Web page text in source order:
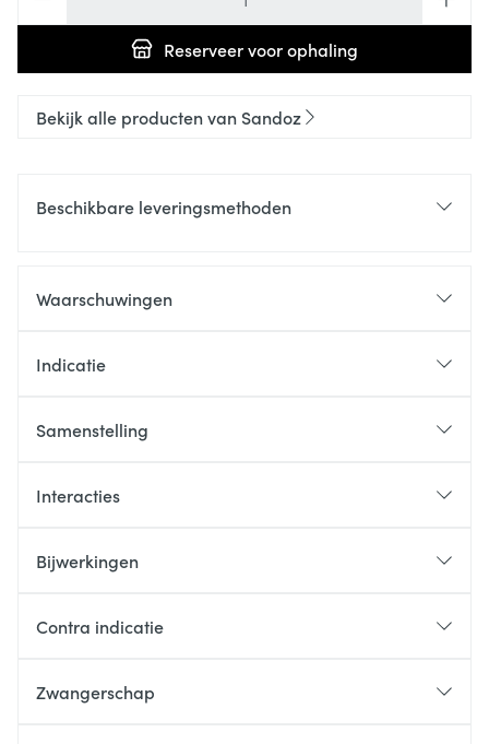
Reserveervoor ophaling
Bekijk alle producten van Sandoz
Beschikbare leveringsmethoden
Waarschuwingen
Indicatie
Samenstelling
Interacties
Bijwerkingen
Contra indicatie
Zwangerschap